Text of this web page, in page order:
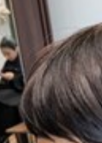
赤ちゃん筆
意
結婚相談
ラーとは
白髪ぼかし 30代
エイジングケア ウィービングカ
カラー
Wカラー TOKIO
hair color 60代以降 60代
カットが得意 グレージュ
カラー
ブリーチ バレイ
トステア トキオリミテ
ストレート シースルー